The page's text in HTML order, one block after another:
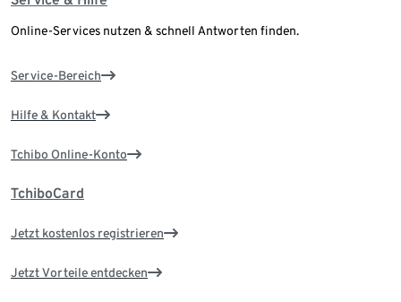
Online-Services nutzen & schnell Antworten finden.
Service-Bereich
Hilfe & Kontakt
Tchibo Online-Konto
TchiboCard
Jetzt kostenlos registrieren
Jetzt Vorteile entdecken